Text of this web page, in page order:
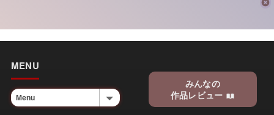
MENU
みんなの
作品レビュー